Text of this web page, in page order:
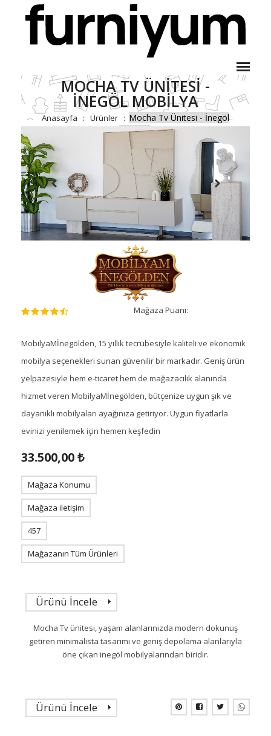
MOCHA TV ÜNITESI -
İNEGÖL MOBILYA
Anasayfa Ürünler
Mocha Tv Ünitesi - İnegöl
Mobilya
Mağaza Puanı:
MobilyaMİnegölden, 15 yıllık tecrübesiyle kaliteli ve ekonomik
mobilya seçenekleri sunan güvenilir bir markadır. Geniş ürün
yelpazesiyle hem e-ticaret hem de mağazacılık alanında
hizmet veren MobilyaMİnegölden, bütçenize uygun şık ve
dayanıklı mobilyaları ayağınıza getiriyor. Uygun fiyatlarla
evinizi yenilemek için hemen keşfedin
33.500,00 ₺
Mağaza Konumu
Mağaza iletişim
457
Mağazanın Tüm Ürünleri
Ürünü İncele
Mocha Tv ünitesi, yaşam alanlarınızda modern dokunuş
getiren minimalista tasarımı ve geniş depolama alanlarıyla
öne çıkan inegöl mobilyalarından biridir.
Ürünü İncele